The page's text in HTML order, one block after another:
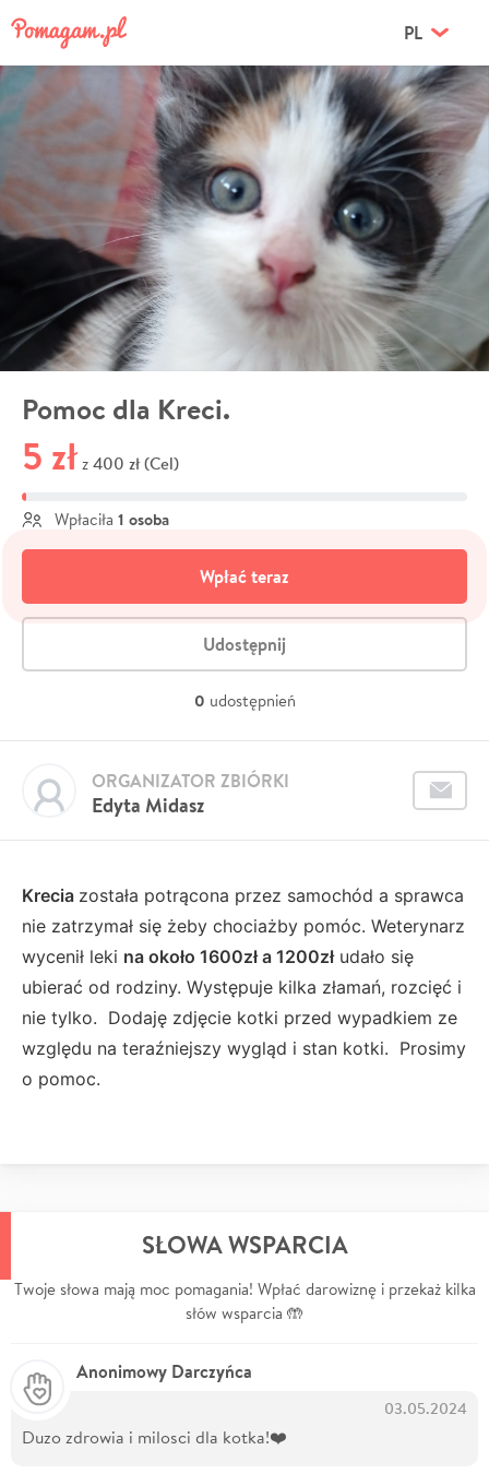
PL
Pomoc dla Kreci.
5 zł z 400 zł (Cel)
Wpłaciła 1 osoba
Wpłać teraz
Udostępnij
0 udostępnień
Edyta Midasz
ORGANIZATOR ZBIÓRKI
Krecia została potrącona przez samochód a sprawca
nie zatrzymał się żeby chociażby pomóc. Weterynarz
wycenił leki na około 1600zł a 1200złudało się
ubierać od rodziny. Występuje kilka złamań, rozcięć i
nie tylko. Dodaję zdjęcie kotki przed wypadkiem ze
względu na teraźniejszy wygląd i stan kotki. Prosimy
o pomoc.
SŁOWA WSPARCIA
Twoje słowa mają moc pomagania! Wpłać darowiznę i przekaż kilka
słów wsparcia 🤲
Anonimowy Darczyńca
03.05.2024
Duzo zdrowia i milosci dla kotka!❤️